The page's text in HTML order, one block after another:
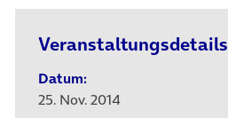
Veranstaltungsdetails
Datum:
25. Nov. 2014